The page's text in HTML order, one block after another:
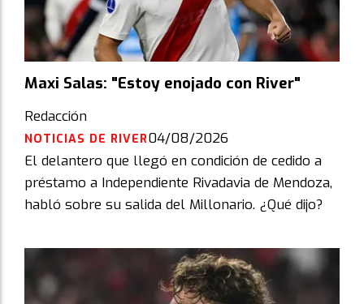
Maxi Salas: "Estoy enojado con River"
Redacción
NOTICIAS DE RIVER04/08/2026
El delantero que llegó en condición de cedido a
préstamo a Independiente Rivadavia de Mendoza,
habló sobre su salida del Millonario. ¿Qué dijo?